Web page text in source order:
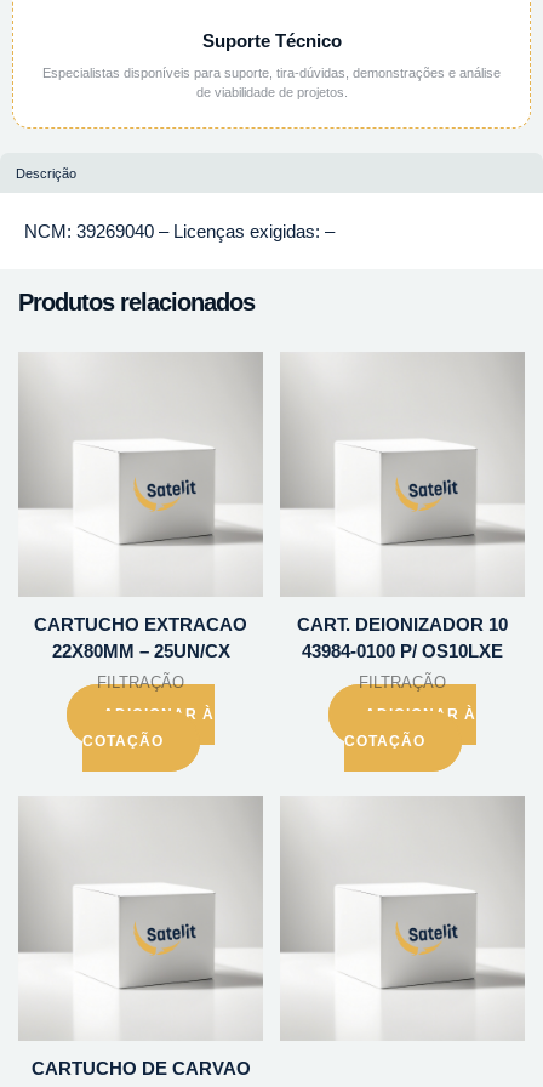
Suporte Técnico
Especialistas disponíveis para suporte, tira-dúvidas, demonstrações e análise
de viabilidade de projetos.
Descrição
NCM: 39269040 – Licenças exigidas: –
Produtos relacionados
CARTUCHO EXTRACAO
22X80MM – 25UN/CX
FILTRAÇÃO
ADICIONAR À
COTAÇÃO
CART. DEIONIZADOR 10
43984-0100 P/ OS10LXE
FILTRAÇÃO
ADICIONAR À
COTAÇÃO
CARTUCHO DE CARVAO